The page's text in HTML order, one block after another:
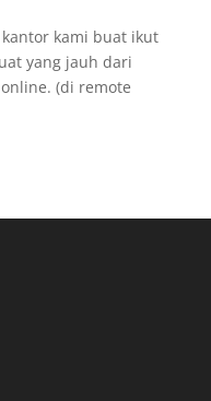
kami buat ikut
yang jauh dari
(di remote